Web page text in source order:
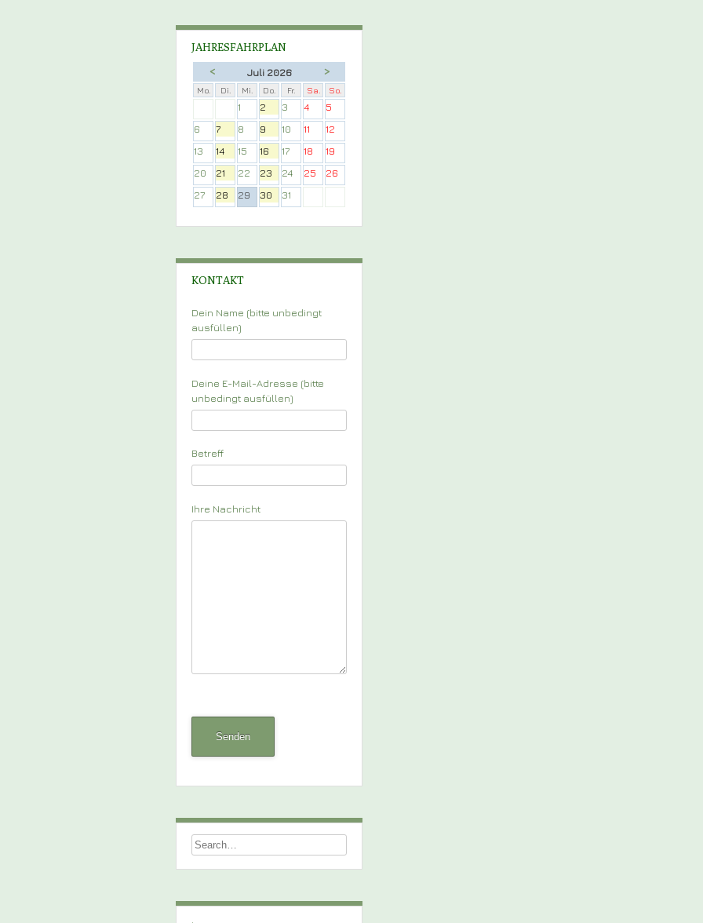
JAHRESFAHRPLAN
< Juli 2026 >
Mo. Di. Mi. Do. Fr. Sa. So.
1 2 3 4
5
6
7 8 9 10 11
12
13
14 15 16 17 18
19
20
21 22 23 24 25
26
27
28 29 30 31
KONTAKT
Dein Name (bitte unbedingt
ausfüllen)
Deine E-Mail-Adresse (bitte
unbedingt ausfüllen)
Betreff
Ihre Nachricht